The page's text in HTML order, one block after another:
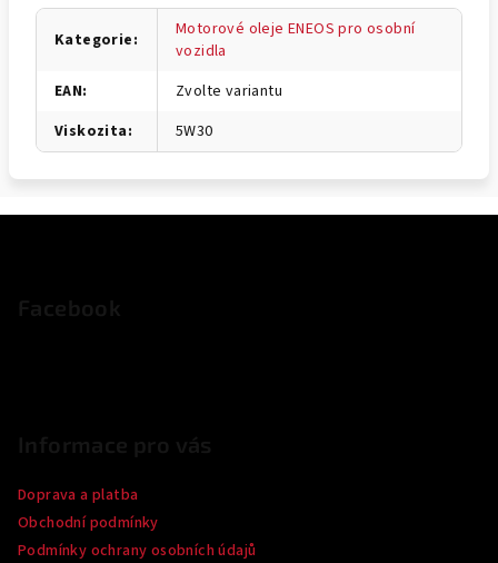
Kategorie:
Motorové oleje ENEOS pro osobní
vozidla
EAN:
Zvolte variantu
Viskozita: 5W30
Doprava a platba
Obchodní podmínky
Podmínky ochrany osobních údajů